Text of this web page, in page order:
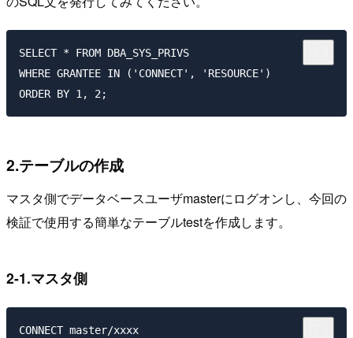
SELECT * FROM DBA_SYS_PRIVS
WHERE GRANTEE IN ('CONNECT', 'RESOURCE')
2.テーブルの作成
マスタ側でデータベースユーザmasterにログオンし、今回の
検証で使用する簡単なテーブルtestを作成します。
2-1.マスタ側
CONNECT master/xxxx